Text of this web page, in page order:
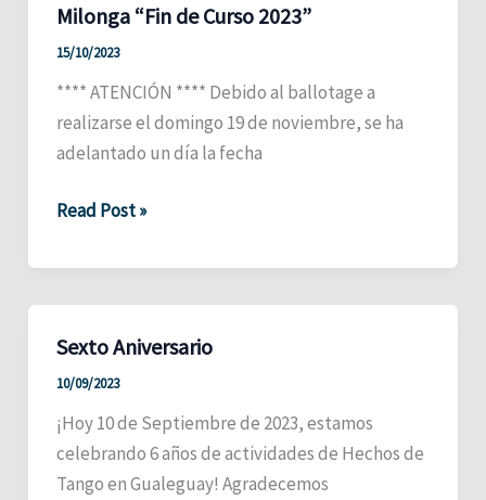
Milonga “Fin de Curso 2023”
15/10/2023
**** ATENCIÓN **** Debido al ballotage a
realizarse el domingo 19 de noviembre, se ha
adelantado un día la fecha
Milonga
de
Curso
Read Post »
Sexto Aniversario
10/09/2023
¡Hoy 10 de Septiembre de 2023, estamos
celebrando 6 años de actividades de Hechos de
Tango en Gualeguay! Agradecemos